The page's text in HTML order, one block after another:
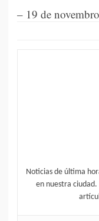
– 19 de
Noticias de última
en nuestra ciudad.